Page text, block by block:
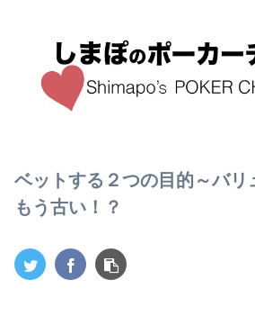
ベットする２つの目的～バリ
もう古い！？